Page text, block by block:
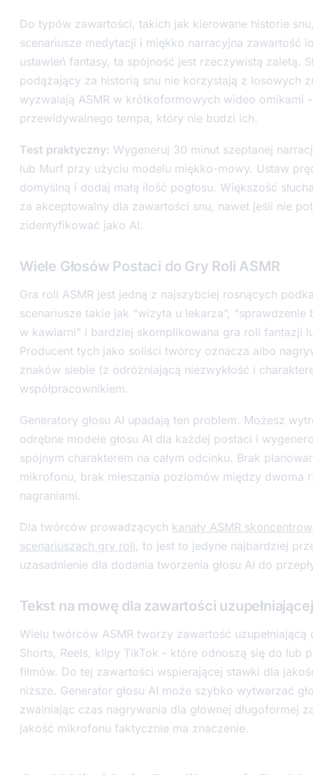
Do typów zawartości, takich jak kierowane historie
scenariusze medytacji i miękko narracyjna zawartość
ustawień fantasy, ta spójność jest rzeczywistą zaletą.
podążający za historią snu nie korzystają z losowych
wyzwalają ASMR w krótkoformowych wideo omikami
przewidywalnego tempa, który nie budzi ich.
Test praktyczny: Wygeneruj 30 minut szeptanej
lub Murf przy użyciu modelu miękko-mowy. Ustaw
domyślną i dodaj małą ilość pogłosu. Większość
za akceptowalny dla zawartości snu, nawet jeśli nie
zidentyfikować jako AI.
Wiele Głosów Postaci do Gry Roli ASMR
Gra roli ASMR jest jedną z najszybciej rosnących
scenariusze takie jak “wizyta u lekarza”, “sprawdzenie
w kawiarni” i bardziej skomplikowana gra roli fantazji
Producent tych jako soliści twórcy oznacza albo
znaków siebie (z odróżniającą niezwykłość i
współpracownikiem.
Generatory głosu AI upadają ten problem. Możesz
odrębne modele głosu AI dla każdej postaci i
spójnym charakterem na całym odcinku. Brak
mikrofonu, brak mieszania poziomów między dwoma
nagraniami.
Dla twórców prowadzących kanały ASMR
scenariuszach gry roli, to jest to jedyne najbardziej
uzasadnienie dla dodania tworzenia głosu AI do
Tekst na mowę dla zawartości uzupełniającej
Wielu twórców ASMR tworzy zawartość
Shorts, Reels, klipy TikTok - które odnoszą się do lub
filmów. Do tej zawartości wspierającej stawki dla
niższe. Generator głosu AI może szybko wytwarzać
zwalniając czas nagrywania dla głównej długoformej
jakość mikrofonu faktycznie ma znaczenie.